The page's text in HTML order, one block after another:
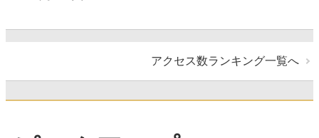
アクセス数ランキング一覧へ